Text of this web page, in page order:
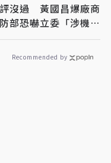
沒過 黃國昌爆廠商
部恐嚇立委「涉機
Recommended by